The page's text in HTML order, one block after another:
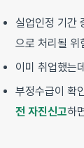
실업인정 기간
으로 처리될 위
이미 취업했는
부정수급이 확
전 자진신고하